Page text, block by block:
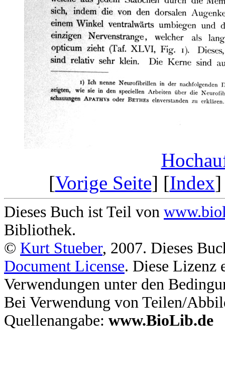
[Vorige Seite] [Index
Dieses Buch ist Teil von
Bibliothek.
© Kurt Stueber, 2007. Dieses
Document License. Diese Lizenz
Verwendungen unter den
Bei Verwendung von Teilen/
Quellenangabe: www.BioLib.de